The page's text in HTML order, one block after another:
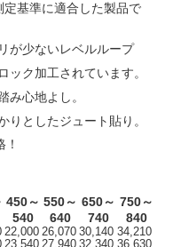
基準に適合した製品で
が少ないレベルループ
ック加工されています。
み心地よし。
りとしたジュート貼り。
450～
540
550～
640
650～
740
750～
840
22,000 26,070 30,140 34,210